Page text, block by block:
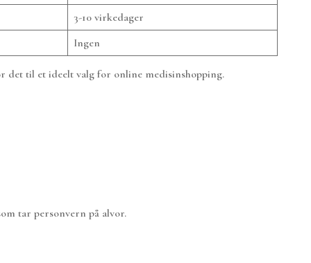
3-10 virkedager
Ingen
det til et ideelt valg for online medisinshopping.
tar personvern på alvor.